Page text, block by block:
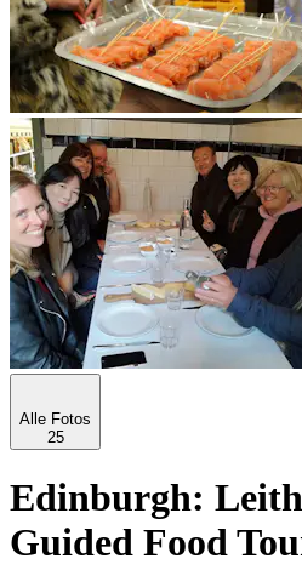
Alle Fotos
25
Edinburgh:
Guided Food